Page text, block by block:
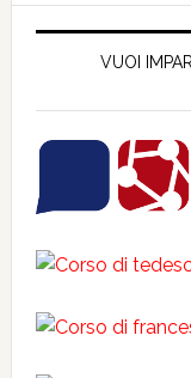
VUOI